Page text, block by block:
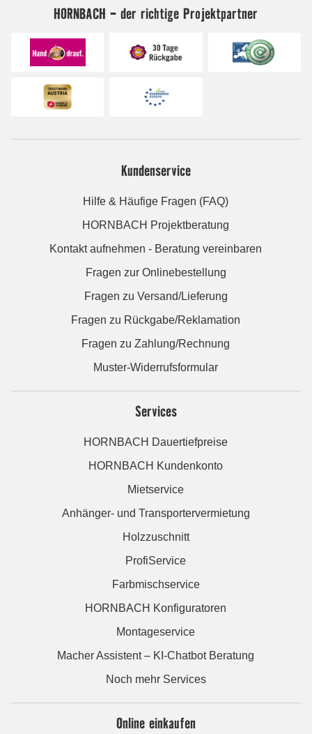
HORNBACH - der richtige Projektpartner
Kundenservice
Hilfe & Häufige Fragen (FAQ)
HORNBACH Projektberatung
Kontakt aufnehmen - Beratung vereinbaren
Fragen zur Onlinebestellung
Fragen zu Versand/Lieferung
Fragen zu Rückgabe/Reklamation
Fragen zu Zahlung/Rechnung
Muster-Widerrufsformular
Services
HORNBACH Dauertiefpreise
HORNBACH Kundenkonto
Mietservice
Anhänger- und Transportervermietung
Holzzuschnitt
ProfiService
Farbmischservice
HORNBACH Konfiguratoren
Montageservice
Macher Assistent – KI-Chatbot Beratung
Noch mehr Services
Online einkaufen